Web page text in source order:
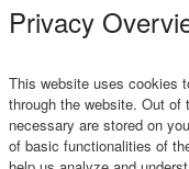
Privacy
This website uses cookies
through the website. Out
necessary are stored on
of basic functionalities of